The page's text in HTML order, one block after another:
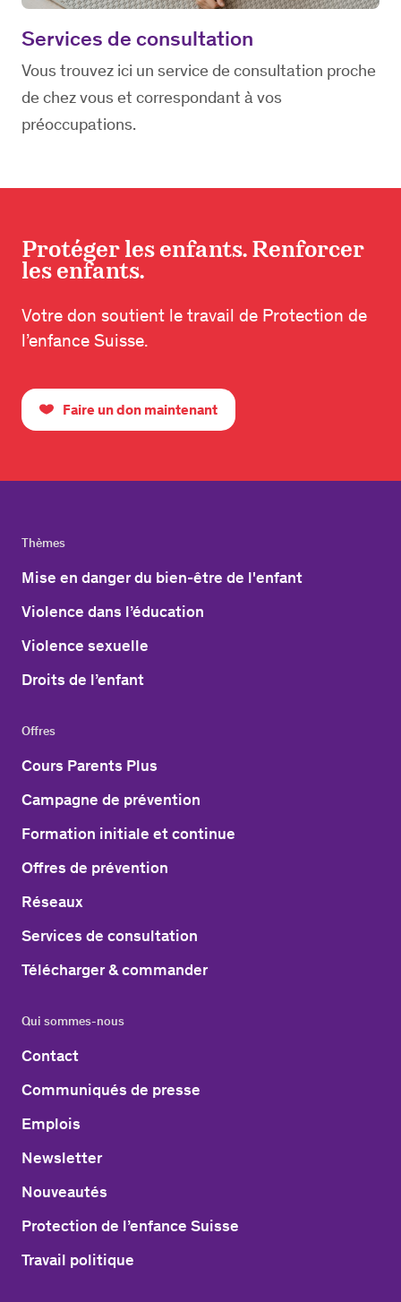
Services de consultation
Vous trouvez ici un service de consultation proche
de chez vous et correspondant à vos
préoccupations.
Protéger les enfants. Renforcer
les enfants.
Votre don soutient le travail de Protection de
l’enfance Suisse.
Faire un don maintenant
Thèmes
Mise en danger du bien-être de l'enfant
Violence dans l’éducation
Violence sexuelle
Droits de l’enfant
Offres
Cours Parents Plus
Campagne de prévention
Formation initiale et continue
Offres de prévention
Réseaux
Services de consultation
Télécharger & commander
Qui sommes-nous
Contact
Communiqués de presse
Emplois
Newsletter
Nouveautés
Protection de l’enfance Suisse
Travail politique